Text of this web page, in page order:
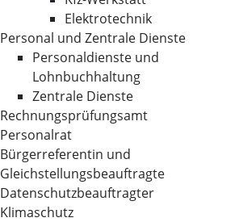
Elektrotechnik
Personal und Zentrale Dienste
Personaldienste und
Lohnbuchhaltung
Zentrale Dienste
Rechnungsprüfungsamt
Personalrat
Bürgerreferentin und
Gleichstellungsbeauftragte
Datenschutzbeauftragter
Klimaschutz